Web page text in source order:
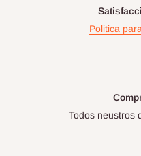
Politica
Todos neustros